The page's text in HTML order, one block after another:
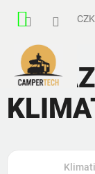
CZK
NÁKUPNÍ